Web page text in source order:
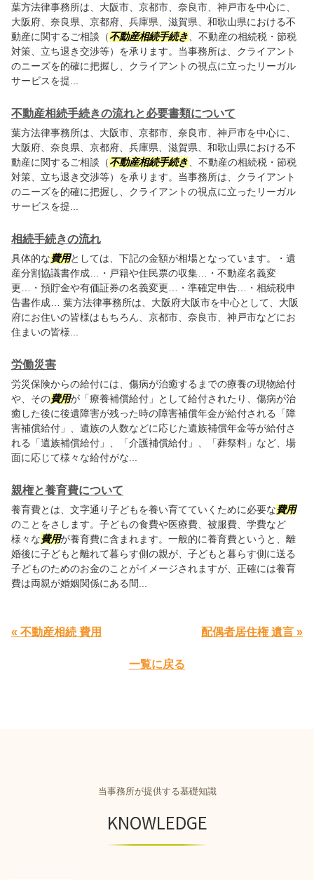
葉方法律事務所は、大阪市、京都市、奈良市、神戸市を中心に、
大阪府、奈良県、京都府、兵庫県、滋賀県、和歌山県における不
動産に関するご相談（不動産相続手続き 、不動産の相続税・節税
対策、立ち退き交渉等）を承ります。当事務所は、クライアント
のニーズを的確に把握し、クライアントの視点に立ったリーガル
サービスを提...
不動産相続手続きの流れと必要書類について
葉方法律事務所は、大阪市、京都市、奈良市、神戸市を中心に、
大阪府、奈良県、京都府、兵庫県、滋賀県、和歌山県における不
動産に関するご相談（不動産相続手続き 、不動産の相続税・節税
対策、立ち退き交渉等）を承ります。当事務所は、クライアント
のニーズを的確に把握し、クライアントの視点に立ったリーガル
サービスを提...
相続手続きの流れ
具体的な費用としては、下記の金額が相場となっています。・遺
産分割協議書作成…・戸籍や住民票の収集…・不動産名義変
更…・預貯金や有価証券の名義変更…・準確定申告…・相続税申
告書作成… 葉方法律事務所は、大阪府大阪市を中心として、大阪
府にお住いの皆様はもちろん、京都市、奈良市、神戸市などにお
住まいの皆様...
労働災害
労災保険からの給付には、傷病が治癒するまでの療養の現物給付
や、その費用が「療養補償給付」として給付されたり、傷病が治
癒した後に後遺障害が残った時の障害補償年金が給付される「障
害補償給付」、遺族の人数などに応じた遺族補償年金等が給付さ
れる「遺族補償給付」、「介護補償給付」、「葬祭料」など、場
面に応じて様々な給付がな...
親権と養育費について
養育費とは、文字通り子どもを養い育てていくために必要な費用
のことをさします。子どもの食費や医療費、被服費、学費など
様々な費用が養育費に含まれます。一般的に養育費というと、離
婚後に子どもと離れて暮らす側の親が、子どもと暮らす側に送る
子どものためのお金のことがイメージされますが、正確には養育
費は両親が婚姻関係にある間...
« 不動産相続 費用 配偶者居住権 遺言 »
一覧に戻る
当事務所が提供する基礎知識
KNOWLEDGE